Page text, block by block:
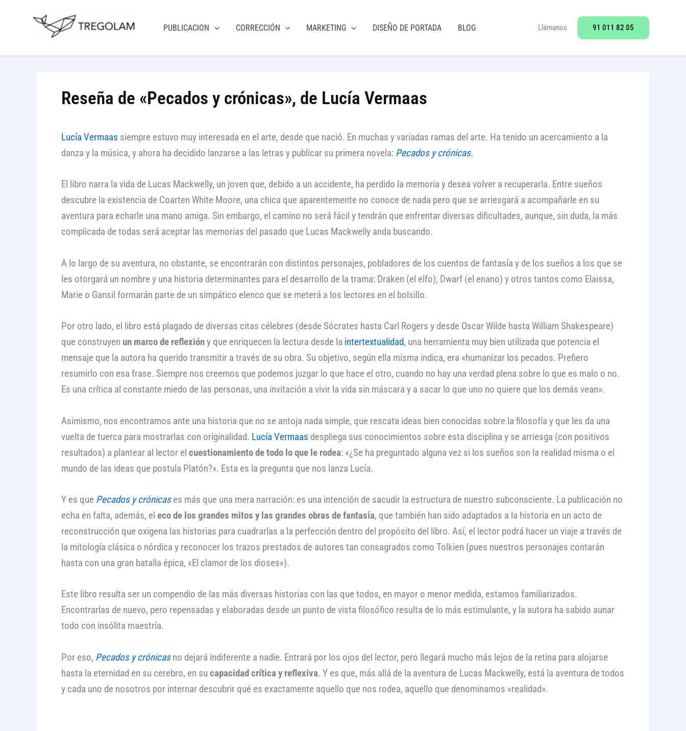
Visitar tregolam.com
PUBLICACION CORRECCIÓN MARKETING DISEÑO DE PORTADA BLOG Llámanos 91 011 82 05
Reseña de «Pecados y crónicas», de Lucía Vermaas
Lucía Vermaas siempre estuvo muy interesada en el arte, desde que nació. En muchas y variadas ramas del arte. Ha tenido un acercamiento a la
danza y la música, y ahora ha decidido lanzarse a las letras y publicar su primera novela: Pecados y crónicas.
El libro narra la vida de Lucas Mackwelly, un joven que, debido a un accidente, ha perdido la memoria y desea volver a recuperarla. Entre sueños
descubre la existencia de Coarten White Moore, una chica que aparentemente no conoce de nada pero que se arriesgará a acompañarle en su
aventura para echarle una mano amiga. Sin embargo, el camino no será fácil y tendrán que enfrentar diversas dificultades, aunque, sin duda, la más
complicada de todas será aceptar las memorias del pasado que Lucas Mackwelly anda buscando.
A lo largo de su aventura, no obstante, se encontrarán con distintos personajes, pobladores de los cuentos de fantasía y de los sueños a los que se
les otorgará un nombre y una historia determinantes para el desarrollo de la trama: Draken (el elfo), Dwarf (el enano) y otros tantos como Elaissa,
Marie o Gansil formarán parte de un simpático elenco que se meterá a los lectores en el bolsillo.
Por otro lado, el libro está plagado de diversas citas célebres (desde Sócrates hasta Carl Rogers y desde Oscar Wilde hasta William Shakespeare)
que construyen un marco de reflexióny que enriquecen la lectura desde la intertextualidad, una herramienta muy bien utilizada que potencia el
mensaje que la autora ha querido transmitir a través de su obra. Su objetivo, según ella misma indica, era «humanizar los pecados. Prefiero
resumirlo con esa frase. Siempre nos creemos que podemos juzgar lo que hace el otro, cuando no hay una verdad plena sobre lo que es malo o no.
Es una crítica al constante miedo de las personas, una invitación a vivir la vida sin máscara y a sacar lo que uno no quiere que los demás vean».
Asimismo, nos encontramos ante una historia que no se antoja nada simple, que rescata ideas bien conocidas sobre la filosofía y que les da una
vuelta de tuerca para mostrarlas con originalidad. Lucía Vermaas despliega sus conocimientos sobre esta disciplina y se arriesga (con positivos
resultados) a plantear al lector el cuestionamiento de todo lo que le rodea: «¿Se ha preguntado alguna vez si los sueños son la realidad misma o el
mundo de las ideas que postula Platón?». Esta es la pregunta que nos lanza Lucía.
Y es que Pecados y crónicases más que una mera narración: es una intención de sacudir la estructura de nuestro subconsciente. La publicación no
echa en falta, además, el eco de los grandes mitos y las grandes obras de fantasía, que también han sido adaptados a la historia en un acto de
reconstrucción que oxigena las historias para cuadrarlas a la perfección dentro del propósito del libro. Así, el lector podrá hacer un viaje a través de
la mitología clásica o nórdica y reconocer los trazos prestados de autores tan consagrados como Tolkien (pues nuestros personajes contarán
hasta con una gran batalla épica, «El clamor de los dioses»).
Este libro resulta ser un compendio de las más diversas historias con las que todos, en mayor o menor medida, estamos familiarizados.
Encontrarlas de nuevo, pero repensadas y elaboradas desde un punto de vista filosófico resulta de lo más estimulante, y la autora ha sabido aunar
todo con insólita maestría.
Por eso, Pecados y crónicasno dejará indiferente a nadie. Entrará por los ojos del lector, pero llegará mucho más lejos de la retina para alojarse
hasta la eternidad en su cerebro, en su capacidad crítica y reflexiva. Y es que, más allá de la aventura de Lucas Mackwelly, está la aventura de todos
y cada uno de nosotros por internar descubrir qué es exactamente aquello que nos rodea, aquello que denominamos «realidad».